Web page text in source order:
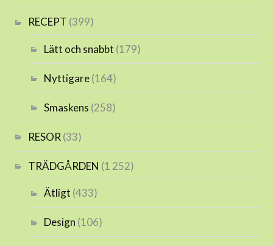
RECEPT (399)
Lätt och snabbt (179)
Nyttigare(164)
Smaskens (258)
RESOR (33)
TRÄDGÅRDEN (1 252)
Ätligt (433)
Design (106)